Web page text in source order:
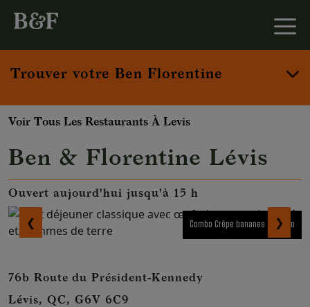
Trouver votre Ben Florentine
Voir Tous Les Restaurants À Levis
Ben & Florentine Lévis
Ouvert aujourd'hui jusqu'à 15 h
Combo Crêpe bananes & choco
❮ ❯
76b Route du Président-Kennedy
Lévis, QC, G6V 6C9